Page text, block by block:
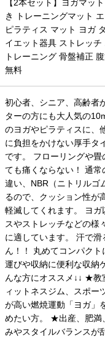
【2本セット】ヨガマッ
き トレーニングマット
ピラティス マット ヨガ
イエット器具 ストレッ
トレーニング 骨盤補正
無料
初心者、シニア、高齢者
ターの方にも大人気の
のヨガやピラティスに、
に負担をかけない厚手タ
です。 フローリングや畳
ても痛くならない！ 通常
違い、NBR（ニトリルゴ
るので、クッション性が
軽滅してくれます。 ヨガ
スやストレッチなどの様
に適しています。 汗で
ん！！ 丸めてコンパクト
運びや収納に便利な収納
んな方にオススメ↓↓ ★教
ィットネスジム、スポー
が高い燃焼運動「ヨガ」
めたい方。 ★出産、肥満
みやスタイルバランスが